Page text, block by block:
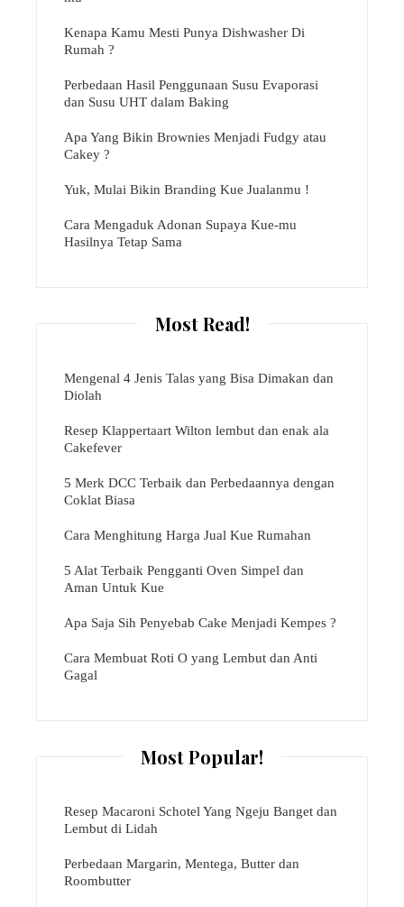
Kenapa Kamu Mesti Punya Dishwasher Di
Rumah ?
Perbedaan Hasil Penggunaan Susu Evaporasi
dan Susu UHT dalam Baking
Apa Yang Bikin Brownies Menjadi Fudgy atau
Cakey ?
Yuk, Mulai Bikin Branding Kue Jualanmu !
Cara Mengaduk Adonan Supaya Kue-mu
Hasilnya Tetap Sama
Most Read!
Mengenal 4 Jenis Talas yang Bisa Dimakan dan
Diolah
Resep Klappertaart Wilton lembut dan enak ala
Cakefever
5 Merk DCC Terbaik dan Perbedaannya dengan
Coklat Biasa
Cara Menghitung Harga Jual Kue Rumahan
5 Alat Terbaik Pengganti Oven Simpel dan
Aman Untuk Kue
Apa Saja Sih Penyebab Cake Menjadi Kempes ?
Cara Membuat Roti O yang Lembut dan Anti
Gagal
Most Popular!
Resep Macaroni Schotel Yang Ngeju Banget dan
Lembut di Lidah
Perbedaan Margarin, Mentega, Butter dan
Roombutter